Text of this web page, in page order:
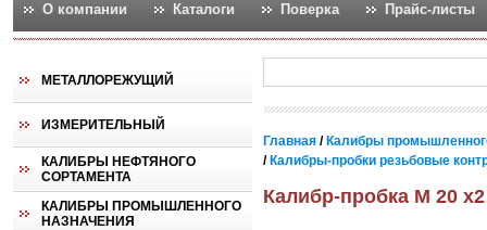
О компании Каталоги Поверка Прайс-листы
МЕТАЛЛОРЕЖУЩИЙ
ИЗМЕРИТЕЛЬНЫЙ
КАЛИБРЫ НЕФТЯНОГО
СОРТАМЕНТА
КАЛИБРЫ ПРОМЫШЛЕННОГО
НАЗНАЧЕНИЯ
Главная / Калибры
/ Калибры-пробки резьбовые
Калибр-пробка М 20